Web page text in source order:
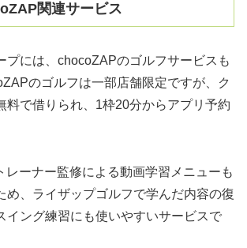
関連サービス
プには、chocoZAPのゴルフサービスも
のゴルフは一部店舗限定ですが、ク
料で借りられ、1枠20分からアプリ予約
レーナー監修による動画学習メニューも
め、ライザップゴルフで学んだ内容の復
イング練習にも使いやすいサービスで